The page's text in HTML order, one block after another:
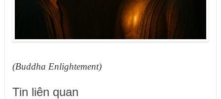
(Buddha Enlightement)
Tin liên quan